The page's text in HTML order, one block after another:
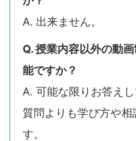
A. 出来ません。
Q. 授業内容以外の動
能ですか？
A. 可能な限りお答え
質問よりも学び方や
す。